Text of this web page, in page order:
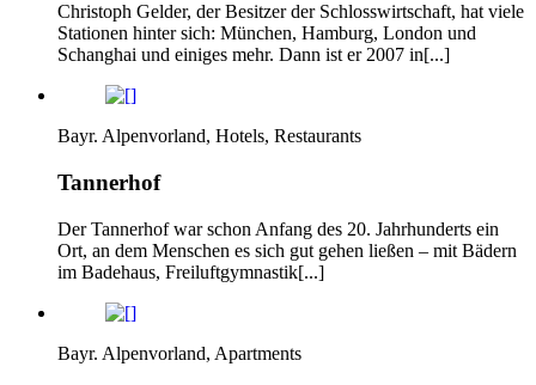
Christoph Gelder, der Besitzer der Schlosswirtschaft, hat viele
Stationen hinter sich: München, Hamburg, London und
Schanghai und einiges mehr. Dann ist er 2007 in[...]
Bayr. Alpenvorland, Hotels, Restaurants
Tannerhof
Der Tannerhof war schon Anfang des 20. Jahrhunderts ein
Ort, an dem Menschen es sich gut gehen ließen – mit Bädern
im Badehaus, Freiluftgymnastik[...]
Bayr. Alpenvorland, Apartments